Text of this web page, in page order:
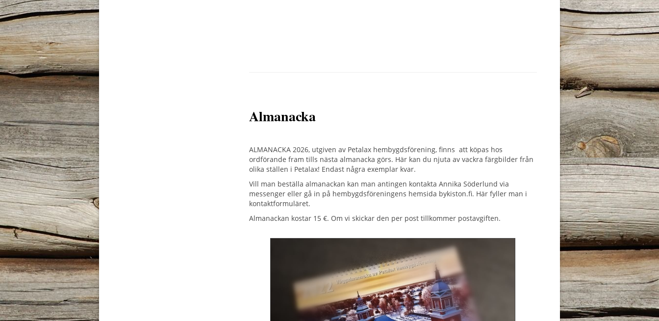
Almanacka
ALMANACKA 2026, utgiven av Petalax hembygdsförening, finns att köpas hos
ordförande fram tills nästa almanacka görs. Här kan du njuta av vackra färgbilder från
olika ställen i Petalax! Endast några exemplar kvar.
Vill man beställa almanackan kan man antingen kontakta Annika Söderlund via
messenger eller gå in på hembygdsföreningens hemsida bykiston.fi. Här fyller man i
kontaktformuläret.
Almanackan kostar 15 €. Om vi skickar den per post tillkommer postavgiften.